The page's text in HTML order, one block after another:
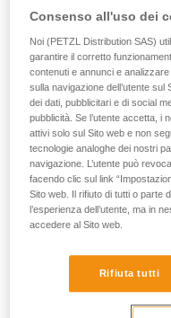
La mobilità è un
movimenti rapidi
Avvicinarsi alla parete
quindi ritornare alla
Consenso all'uso dei
Noi (PETZL Distribution SAS)
garantire il corretto
contenuti e annunci e
sulla navigazione dell’utente
dei dati, pubblicitari e di social
pubblicità. Se l’utente accetta, i
attivi solo sul Sito web e non
tecnologie analoghe dei nostri
navigazione. L’utente può
facendo clic sul link
Sito web. Il rifiuto di tutti o parte
l’esperienza dell’utente, ma in
accedere al Sito web.
Rifiuta tutti